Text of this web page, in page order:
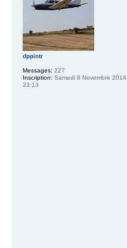
dppintr
Messages: 227
Inscription: Samedi 8 Novembre 2014
23:13